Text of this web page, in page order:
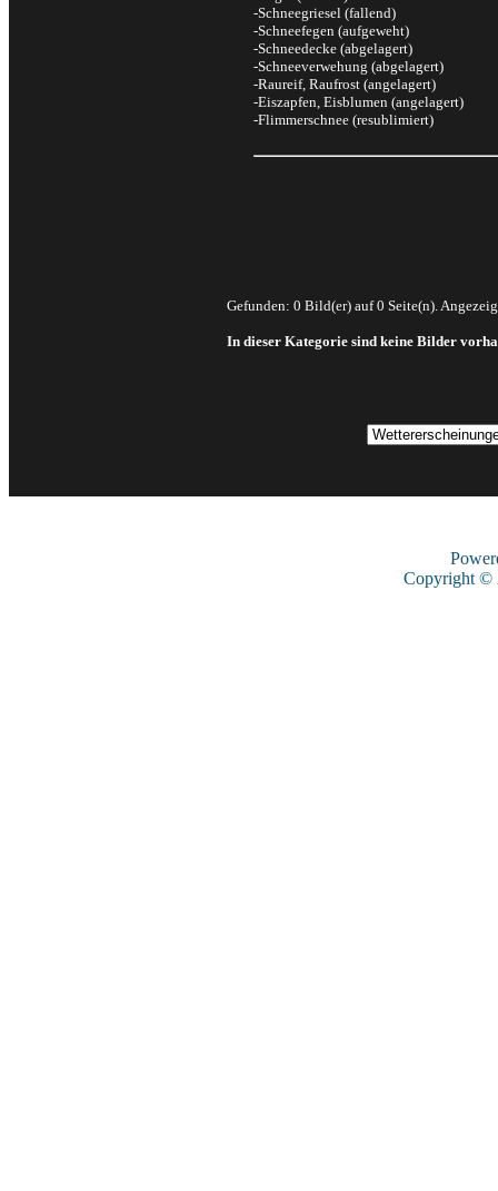
-Schneegriesel (fallend)
-Schneefegen (aufgeweht)
-Schneedecke (abgelagert)
-Schneeverwehung (abgelagert)
-Raureif, Raufrost (angelagert)
-Eiszapfen, Eisblumen (angelagert)
-Flimmerschnee (resublimiert)
Gefunden: 0 Bild(er) auf 0 Seite(n).
In dieser Kategorie sind keine Bilder
Copyright ©